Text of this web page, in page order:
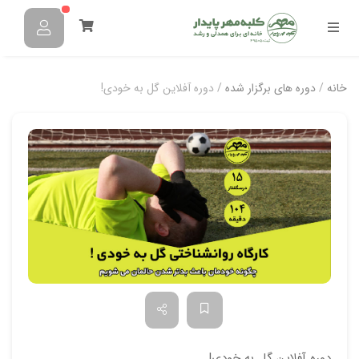
خانه /دوره های برگزار شده / دوره آفلاین گل به خودی!